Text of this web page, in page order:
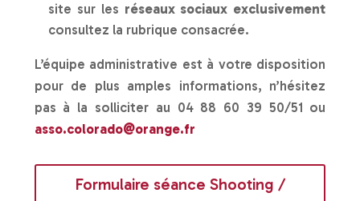
site sur les réseaux sociaux exclusivement
consultez la rubrique consacrée.
L’équipe administrative est à votre disposition
pour de plus amples informations, n’hésitez
pas à la solliciter au 04 88 60 39 50/51 ou
asso.colorado@orange.fr
Formulaire séance Shooting /